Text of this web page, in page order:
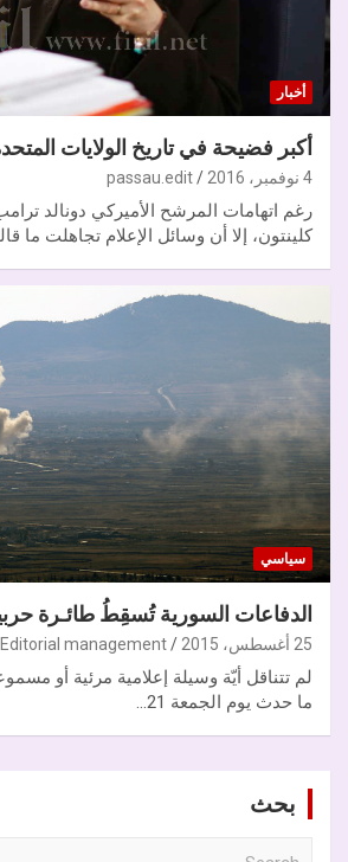
أخبار
أكبر فضيحة في تاريخ الولايات
4 نوفمبر، 2016 passau.edit
رغم اتهامات المرشح الأميركي دونالد
كلينتون، إلا أن وسائل الإعلام تجاهلت ما
سياسي
الدفاعات السورية تُسقِطُ طائـرة
25 أغسطس، 2015 Editorial management
لم تتناقل أيّة وسيلة إعلامية مرئية أو
ما حدث يوم الجمعة 21…
بحث